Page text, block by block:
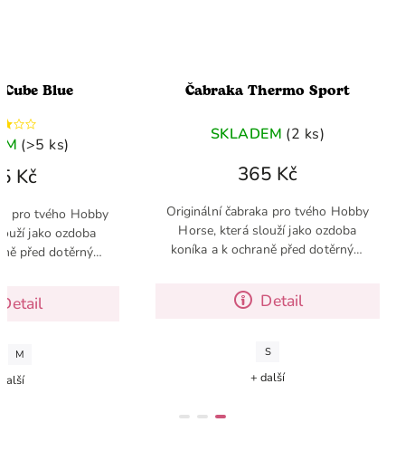
Blue
(>5 ks)
Kč
Detail
pro tvého Hobby
jako ozdoba
před dotěrným
M
Čabraka Thermo Sport
SKLADEM (2 ks)
365 Kč
Detail
Originální čabraka pro tvého Hobby
Horse, která slouží jako ozdoba
koníka a k ochraně před dotěrným
S
+ další